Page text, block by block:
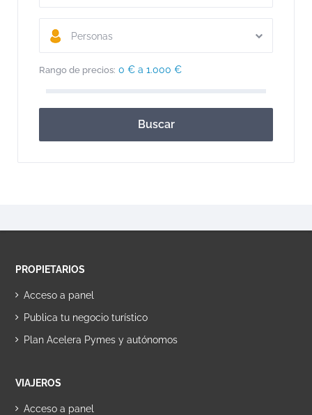
Personas
Rango de precios: 0 € a 1.000 €
Buscar
PROPIETARIOS
Acceso a panel
Publica tu negocio turístico
Plan Acelera Pymes y autónomos
VIAJEROS
Acceso a panel